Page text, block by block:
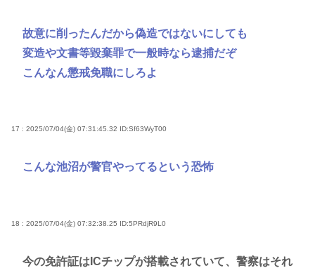
故意に削ったんだから偽造ではないにしても
変造や文書等毀棄罪で一般時なら逮捕だぞ
こんなん懲戒免職にしろよ
17 : 2025/07/04(金) 07:31:45.32 ID:Sf63WyT00
こんな池沼が警官やってるという恐怖
18 : 2025/07/04(金) 07:32:38.25 ID:5PRdjR9L0
今の免許証はICチップが搭載されていて、警察はそれ